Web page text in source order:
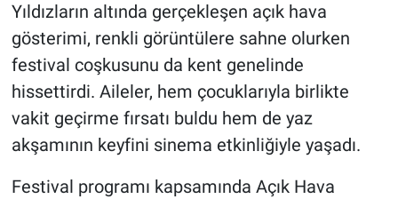
Yıldızların altında gerçekleşen açık hava
gösterimi, renkli görüntülere sahne olurken
festival coşkusunu da kent genelinde
hissettirdi. Aileler, hem çocuklarıyla birlikte
vakit geçirme fırsatı buldu hem de yaz
akşamının keyfini sinema etkinliğiyle yaşadı.
Festival programı kapsamında Açık Hava